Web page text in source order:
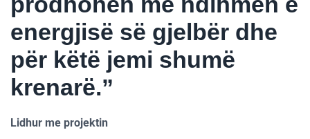
energjisë së gjelbër dhe
për këtë jemi shumë
krenarë.”
Lidhur me projektin